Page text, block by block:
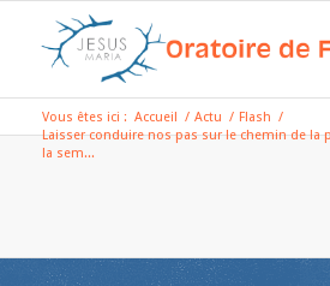
Vous êtes ici : Accueil / Actu / Flash /
Laisser conduire nos pas sur le chemin de la
la sem...